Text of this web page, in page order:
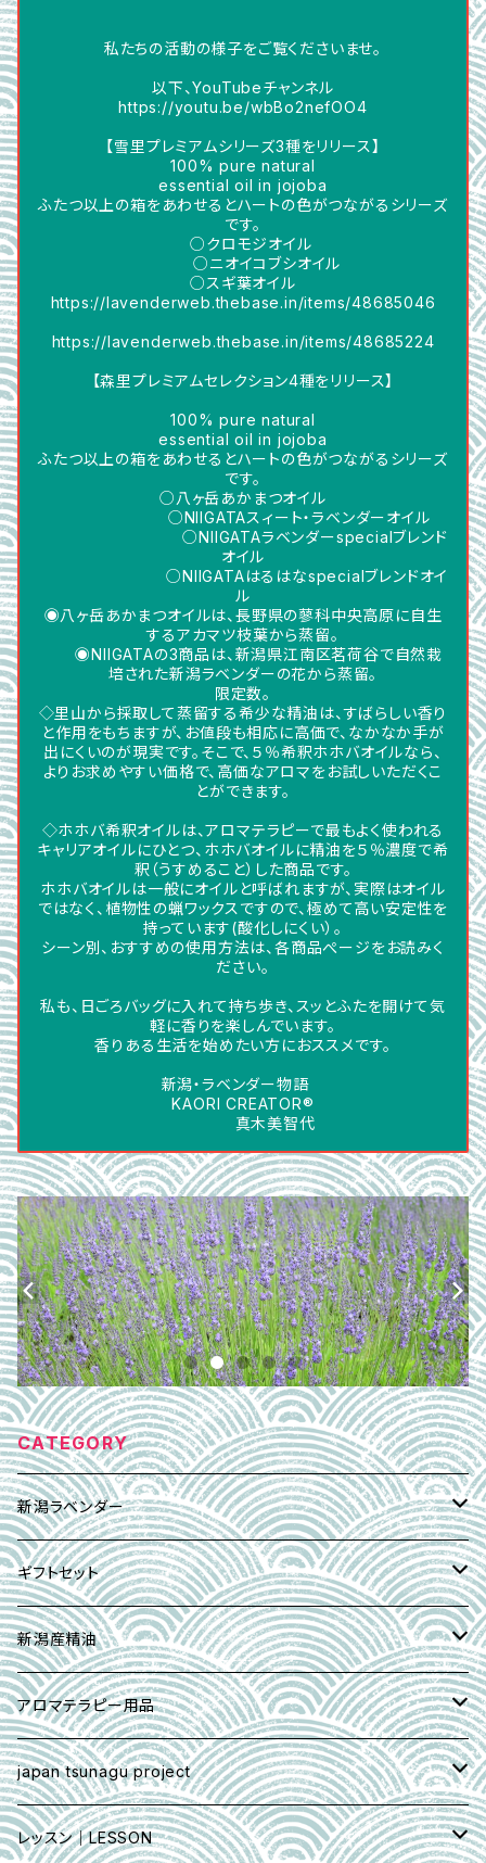
私たちの活動の様子をご覧くださいませ。
以下、YouTubeチャンネル
https://youtu.be/wbBo2nefOO4
【雪里プレミアムシリーズ3種をリリース】
100% pure natural
essential oil in jojoba
ふたつ以上の箱をあわせるとハートの色がつながるシリーズ
です。
○クロモジオイル
○ニオイコブシオイル
○スギ葉オイル
https://lavenderweb.thebase.in/items/48685046
https://lavenderweb.thebase.in/items/48685224
【森里プレミアムセレクション4種をリリース】
100% pure natural
essential oil in jojoba
ふたつ以上の箱をあわせるとハートの色がつながるシリーズ
です。
○八ヶ岳あかまつオイル
○NIIGATAスィート・ラベンダーオイル
○NIIGATAラベンダーspecialブレンド
オイル
○NIIGATAはるはなspecialブレンドオイ
ル
◉八ヶ岳あかまつオイルは、長野県の蓼科中央高原に自生
するアカマツ枝葉から蒸留。
◉NIIGATAの3商品は、新潟県江南区茗荷谷で自然栽
培された新潟ラベンダーの花から蒸留。
限定数。
◇里山から採取して蒸留する希少な精油は、すばらしい香り
と作用をもちますが、お値段も相応に高価で、なかなか手が
出にくいのが現実です。そこで、５％希釈ホホバオイルなら、
よりお求めやすい価格で、高価なアロマをお試しいただくこ
とができます。
◇ホホバ希釈オイルは、アロマテラピーで最もよく使われる
キャリアオイルにひとつ、ホホバオイルに精油を５％濃度で希
釈（うすめること）した商品です。
ホホバオイルは一般にオイルと呼ばれますが、実際はオイル
ではなく、植物性の蝋ワックスですので、極めて高い安定性を
持っています(酸化しにくい）。
シーン別、おすすめの使用方法は、各商品ぺージをお読みく
ださい。
私も、日ごろバッグに入れて持ち歩き、スッとふたを開けて気
軽に香りを楽しんでいます。
香りある生活を始めたい方におススメです。
新潟・ラベンダー物語
KAORI CREATOR®
真木美智代
CATEGORY
新潟ラベンダー
エッセンシャルオイル(精油)
アロマレシピ付き
アブソリュート精油
2019蔵出し熟成タイプ
2020 蔵出し熟成タイプ
アロマ・ミスト
オーデコロン/天然香水
ラベンダー生花
ラベンダー・ウォーター
ギフトセット
Xmas｜ウィンターギフト
イリスの壺セット
バレンタイン｜プチギフト
QUONテリーヌ＆柚子スプレーセット
アロマスプレー
新潟産精油
柚子香 YUZUKO
精油5ml
マスクスプレー30ml
新潟ラベンダー✖︎柚子ユズ
雪里プレミアムセレクション 5％ in jojoba
アロマテラピー用品
クリーム基材
japan tsunagu project
AROMA MISTアロマミストスプレー
レッスン｜LESSON